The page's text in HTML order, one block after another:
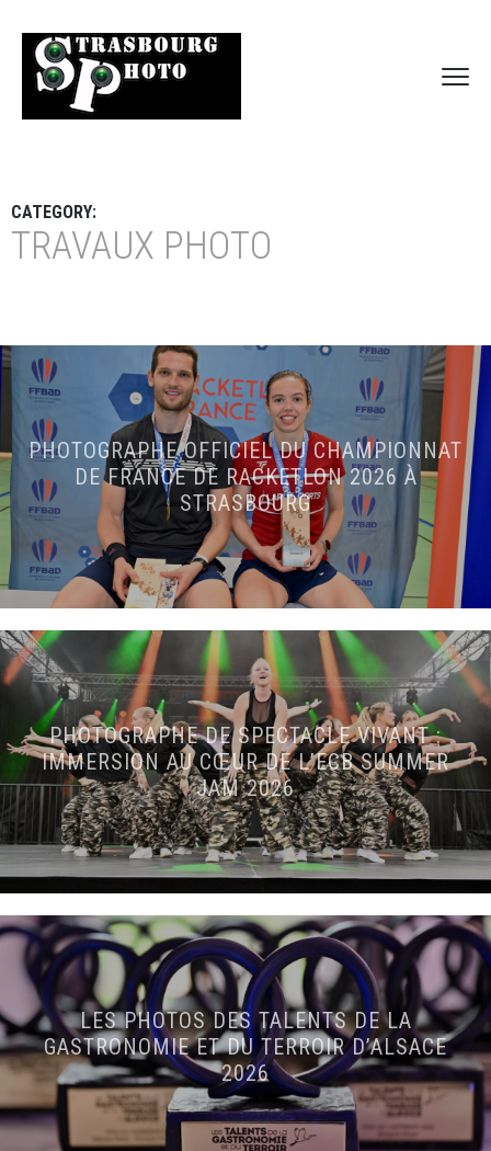
CATEGORY:
TRAVAUX PHOTO
PHOTOGRAPHE OFFICIEL DU CHAMPIONNAT
DE FRANCE DE RACKETLON 2026 À
STRASBOURG
PHOTOGRAPHE DE SPECTACLE VIVANT :
IMMERSION AU CŒUR DE L’ECB SUMMER
JAM 2026
LES PHOTOS DES TALENTS DE LA
GASTRONOMIE ET DU TERROIR D’ALSACE
2026